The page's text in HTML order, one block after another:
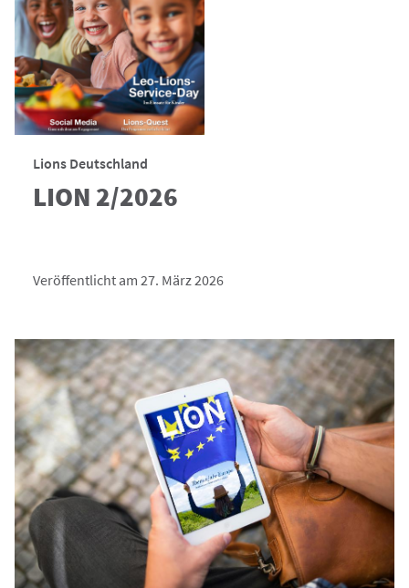
Lions Deutschland
LION 2/2026
Veröffentlicht am 27. März 2026